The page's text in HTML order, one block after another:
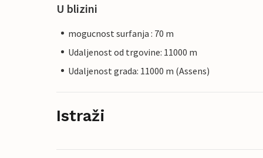
U blizini
mogucnost surfanja : 70 m
Udaljenost od trgovine: 11000 m
Udaljenost grada: 11000 m (Assens)
Istraži